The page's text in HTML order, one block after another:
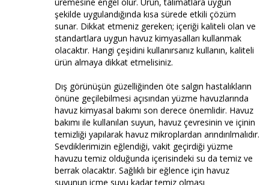
şekilde uygulandığında kısa sürede etkili çözüm
sunar. Dikkat etmeniz gereken; içeriği kaliteli olan ve
standartlara uygun havuz kimyasalları kullanmak
olacaktır. Hangi çeşidini kullanırsanız kullanın, kaliteli
ürün almaya dikkat etmelisiniz.
Dış görünüşün güzelliğinden öte salgın hastalıkların
önüne geçilebilmesi açısından yüzme havuzlarında
havuz kimyasal bakımı son derece önemlidir. Havuz
bakımı ile kullanılan suyun, havuz çevresinin ve içinin
temizliği yapılarak havuz mikroplardan arındırılmalıdır.
Sevdiklerimizin eğlendiği, vakit geçirdiği yüzme
havuzu temiz olduğunda içerisindeki su da temiz ve
berrak olacaktır. Sağlıklı bir eğlence için havuz
suyunun içme suyu kadar temiz olması